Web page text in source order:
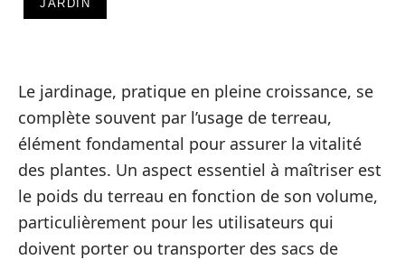
JARDIN
Le jardinage, pratique en pleine croissance, se
complète souvent par l’usage de terreau,
élément fondamental pour assurer la vitalité
des plantes. Un aspect essentiel à maîtriser est
le poids du terreau en fonction de son volume,
particulièrement pour les utilisateurs qui
doivent porter ou transporter des sacs de